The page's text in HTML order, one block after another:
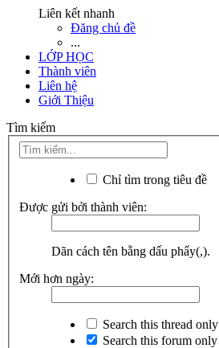
Liên kết nhanh
Đăng chủ đề
...
LỚP HỌC
Thành viên
Liên hệ
Giới Thiệu
Tìm kiếm
Chỉ tìm trong tiêu đề
Được gửi bởi thành viên:
Dãn cách tên bằng dấu phẩy(,).
Mới hơn ngày:
Search this thread only
Search this forum only